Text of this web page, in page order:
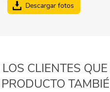
Descargar fotos
LOS CLIENTES
PRODUCTO